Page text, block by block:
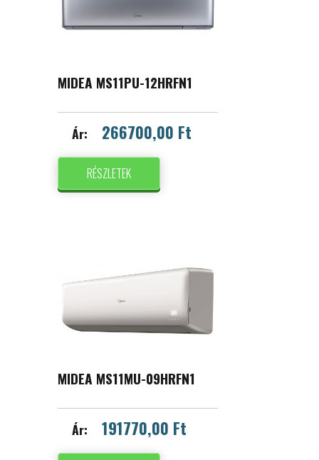
MIDEA MS11PU-12HRFN1
Ár: 266700,00 Ft
RÉSZLETEK
MIDEA MS11MU-09HRFN1
Ár: 191770,00 Ft